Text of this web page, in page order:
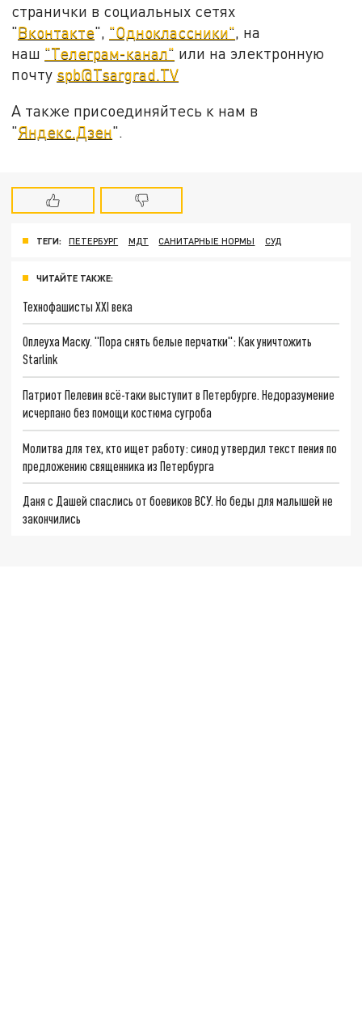
странички в социальных сетях
"Вконтакте", "Одноклассники" , на
наш "Телеграм-канал" или на электронную
почту spb@Tsargrad.TV
А также присоединяйтесь к нам в
"Яндекс.Дзен".
ТЕГИ: ПЕТЕРБУРГ МДТ САНИТАРНЫЕ НОРМЫ СУД
ЧИТАЙТЕ ТАКЖЕ:
Технофашисты XXI века
Оплеуха Маску. "Пора снять белые перчатки": Как уничтожить
Starlink
Патриот Пелевин всё-таки выступит в Петербурге. Недоразумение
исчерпано без помощи костюма сугроба
Молитва для тех, кто ищет работу: синод утвердил текст пения по
предложению священника из Петербурга
Даня с Дашей спаслись от боевиков ВСУ. Но беды для малышей не
закончились